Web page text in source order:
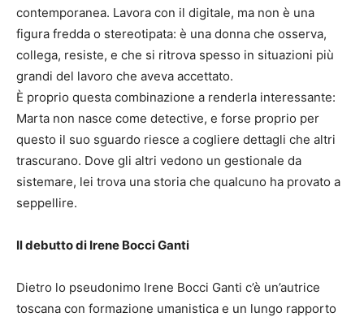
contemporanea. Lavora con il digitale, ma non è una
figura fredda o stereotipata: è una donna che osserva,
collega, resiste, e che si ritrova spesso in situazioni più
grandi del lavoro che aveva accettato.
È proprio questa combinazione a renderla interessante:
Marta non nasce come detective, e forse proprio per
questo il suo sguardo riesce a cogliere dettagli che altri
trascurano. Dove gli altri vedono un gestionale da
sistemare, lei trova una storia che qualcuno ha provato a
seppellire.
Il debutto di Irene Bocci Ganti
Dietro lo pseudonimo Irene Bocci Ganti c’è un’autrice
toscana con formazione umanistica e un lungo rapporto